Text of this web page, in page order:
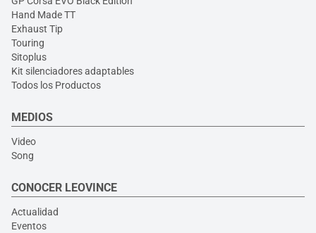
Hand Made TT
Exhaust Tip
Touring
Sitoplus
Kit silenciadores adaptables
Todos los Productos
MEDIOS
Video
Song
CONOCER LEOVINCE
Actualidad
Eventos